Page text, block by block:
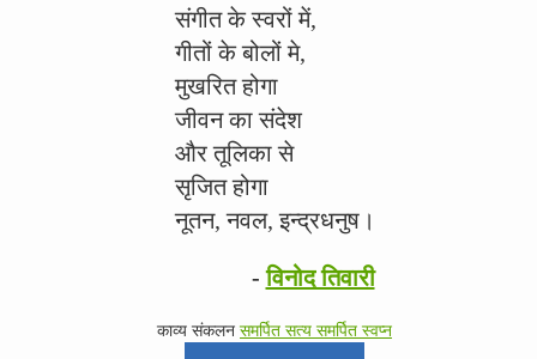
संगीत के स्वरों में,
गीतों के बोलों मे,
मुखरित होगा
जीवन का संदेश
और तूलिका से
सृजित होगा
नूतन, नवल, इन्द्रधनुष।
-विनोद तिवारी
काव्य संकलन समर्पित सत्य समर्पित स्वप्न